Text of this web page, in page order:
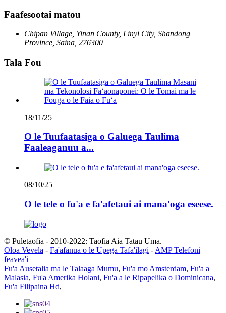
Faafesootai matou
Chipan Village, Yinan County, Linyi City, Shandong
Province, Saina, 276300
Tala Fou
18/11/25
O le Tuufaatasiga o Galuega Taulima
Faaleaganuu a...
08/10/25
O le tele o fu'a e fa'afetaui ai mana'oga eseese.
© Puletaofia - 2010-2022: Taofia Aia Tatau Uma.
Oloa Vevela - Fa'afanua o le Upega Tafa'ilagi - AMP Telefoni
feavea'i
Fu'a Ausetalia ma le Talaaga Mumu, Fu'a mo Amsterdam, Fu'a a
Malasia, Fu'a Amerika Holani, Fu'a a le Ripapelika o Dominicana,
Fu'a Filipaina Hd,